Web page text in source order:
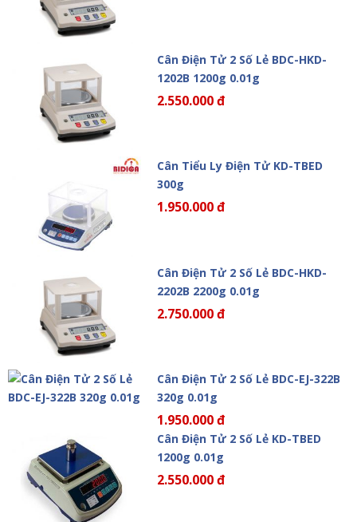
Cân Điện Tử 2 Số Lẻ BDC-HKD-
1202B 1200g 0.01g
2.550.000 đ
Cân Tiểu Ly Điện Tử KD-TBED
300g
1.950.000 đ
Cân Điện Tử 2 Số Lẻ BDC-HKD-
2202B 2200g 0.01g
2.750.000 đ
Cân Điện Tử 2 Số Lẻ BDC-EJ-322B
320g 0.01g
1.950.000 đ
Cân Điện Tử 2 Số Lẻ KD-TBED
1200g 0.01g
2.550.000 đ